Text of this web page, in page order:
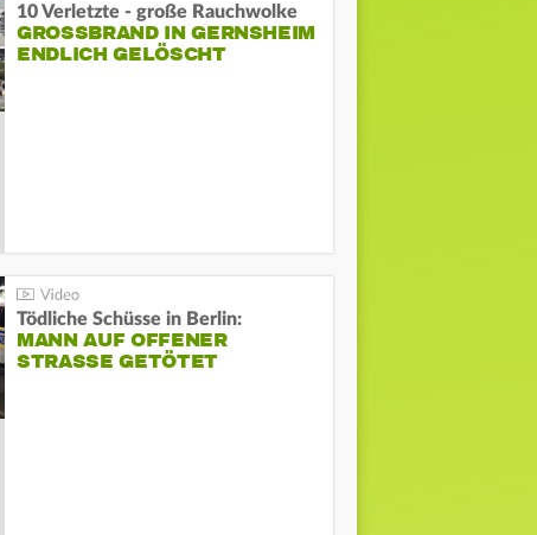
10 Verletzte - große Rauchwolke
GROSSBRAND IN GERNSHEIM E
NDLICH GELÖSCHT
Tödliche Schüsse in Berlin:
MANN AUF OFFENER
STRASSE GETÖTET